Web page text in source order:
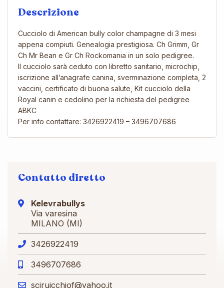
Descrizione
Cucciolo di American bully color champagne di 3 mesi
appena compiuti. Genealogia prestigiosa. Ch Grimm, Gr
Ch Mr Bean e Gr Ch Rockomania in un solo pedigree.
Il cucciolo sarà ceduto con libretto sanitario, microchip,
iscrizione all’anagrafe canina, sverminazione completa, 2
vaccini, certificato di buona salute, Kit cucciolo della
Royal canin e cedolino per la richiesta del pedigree
ABKC
Per info contattare: 3426922419 – 3496707686
Contatto diretto
Kelevrabullys
Via varesina
MILANO (MI)
3426922419
3496707686
sciruicchiof@yahoo.it